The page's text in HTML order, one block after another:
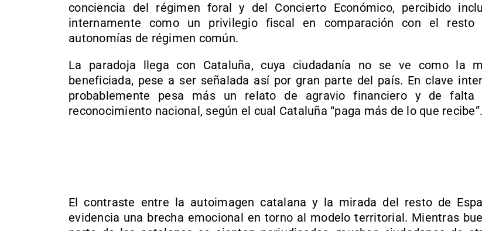
conciencia del régimen foral y del Concierto Económico, percibido
internamente como un privilegio fiscal en comparación con el resto
autonomías de régimen común.
La paradoja llega con Cataluña, cuya ciudadanía no se ve como la
beneficiada, pese a ser señalada así por gran parte del país. En clave
probablemente pesa más un relato de agravio financiero y de falta
reconocimiento nacional, según el cual Cataluña “paga más de lo que recibe”.
El contraste entre la autoimagen catalana y la mirada del resto de
evidencia una brecha emocional en torno al modelo territorial. Mientras